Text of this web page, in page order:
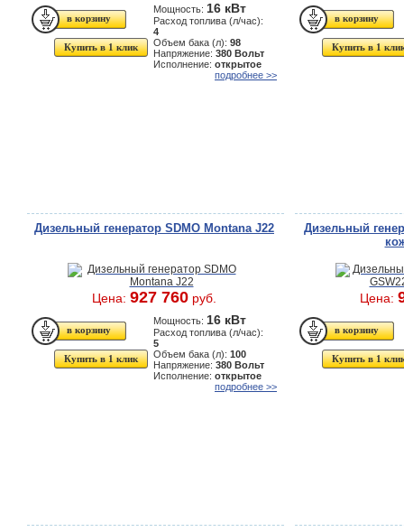
Купить в 1 клик
Мощность: 16 кВт
Расход топлива (л/час):
4
Объем бака (л): 98
Напряжение: 380 Вольт
Исполнение: открытое
подробнее >>
Купить в 1
Дизельный генератор SDMO Montana J22
Цена: 927 760 руб.
Купить в 1 клик
Мощность: 16 кВт
Расход топлива (л/час):
5
Объем бака (л): 100
Напряжение: 380 Вольт
Исполнение: открытое
подробнее >>
Дизельный
Цена:
Купить в 1